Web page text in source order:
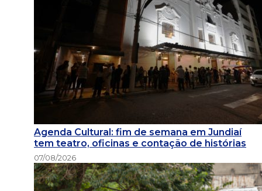
Agenda Cultural: fim de semana em Jundiaí
tem teatro, oficinas e contação de histórias
07/08/2026